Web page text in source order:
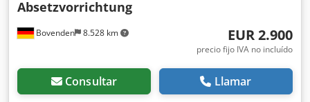
Bovenden 8.528 km
Absetzvorrichtung
EUR 2.900
precio fijo IVA no incluído
Consultar Llamar